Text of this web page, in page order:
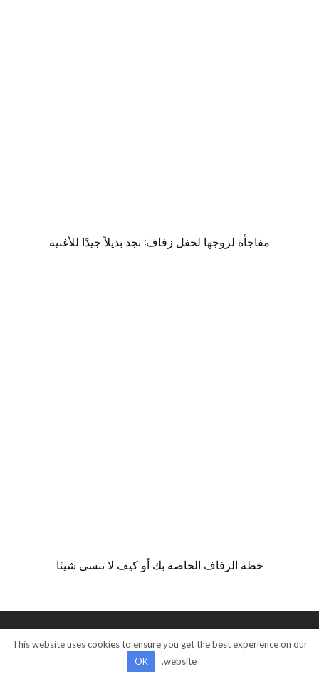
مفاجأة لزوجها لحفل زفاف: نجد بديلاً جيدًا للأغنية
خطة الزفاف الخاصة بك أو كيف لا تنسى شيئا
© كل الحقوق محفوظة
This website uses cookies to ensure you get the best experience on our
website.
OK